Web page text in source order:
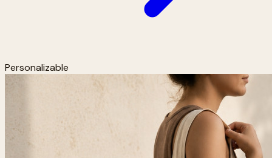
Personalizable